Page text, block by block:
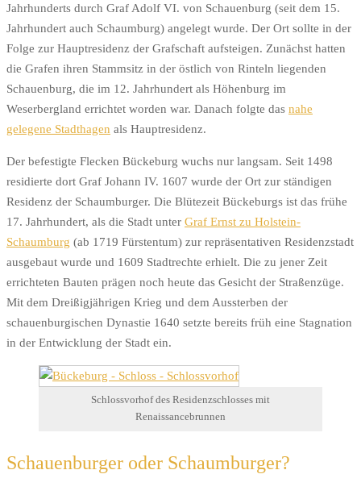
Jahrhunderts durch Graf Adolf VI. von Schauenburg (seit dem 15.
Jahrhundert auch Schaumburg) angelegt wurde. Der Ort sollte in der
Folge zur Hauptresidenz der Grafschaft aufsteigen. Zunächst hatten
die Grafen ihren Stammsitz in der östlich von Rinteln liegenden
Schauenburg, die im 12. Jahrhundert als Höhenburg im
Weserbergland errichtet worden war. Danach folgte das nahe
gelegene Stadthagen als Hauptresidenz.
Der befestigte Flecken Bückeburg wuchs nur langsam. Seit 1498
residierte dort Graf Johann IV. 1607 wurde der Ort zur ständigen
Residenz der Schaumburger. Die Blütezeit Bückeburgs ist das frühe
17. Jahrhundert, als die Stadt unter Graf Ernst zu Holstein-
Schaumburg (ab 1719 Fürstentum) zur repräsentativen Residenzstadt
ausgebaut wurde und 1609 Stadtrechte erhielt. Die zu jener Zeit
errichteten Bauten prägen noch heute das Gesicht der Straßenzüge.
Mit dem Dreißigjährigen Krieg und dem Aussterben der
schauenburgischen Dynastie 1640 setzte bereits früh eine Stagnation
in der Entwicklung der Stadt ein.
Schlossvorhof des Residenzschlosses mit
Renaissancebrunnen
Schauenburger oder Schaumburger?